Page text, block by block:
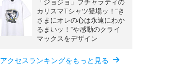
「ジョジョ」ブチャラティの
カリスマTシャツ登場ッ！“き
さまにオレの心は永遠にわか
るまいッ！”や感動のクライ
マックスをデザイン
アクセスランキングをもっと見る